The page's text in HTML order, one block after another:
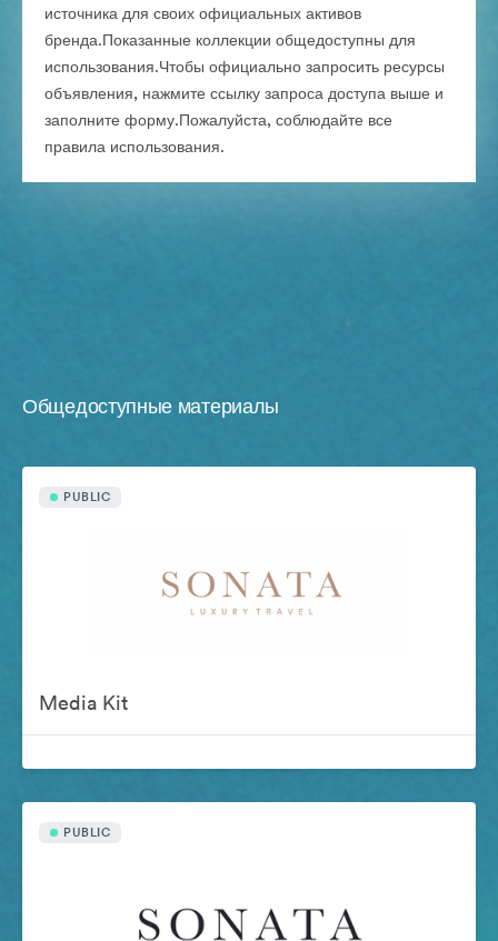
источника для своих официальных активов
бренда.Показанные коллекции общедоступны для
использования.Чтобы официально запросить ресурсы
объявления, нажмите ссылку запроса доступа выше и
заполните форму.Пожалуйста, соблюдайте все
правила использования.
Общедоступные материалы
PUBLIC
Media Kit
PUBLIC